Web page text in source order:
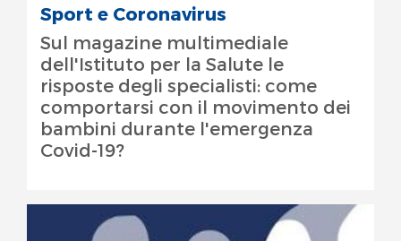
Sport e Coronavirus
Sul magazine multimediale
dell'Istituto per la Salute le
risposte degli specialisti: come
comportarsi con il movimento dei
bambini durante l'emergenza
Covid-19?